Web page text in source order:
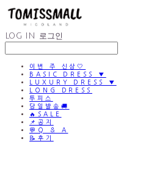
LOG IN 로그인
이번 주 신상🤍
BASIC DRESS ▼
LUXURY DRESS ▼
LONG DRESS
투피스
당일발송🚚
🔥SALE
📌공지
💬Q & A
📝후기